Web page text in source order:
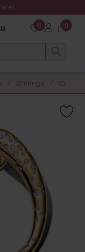
0 0
Øreringe Creoler